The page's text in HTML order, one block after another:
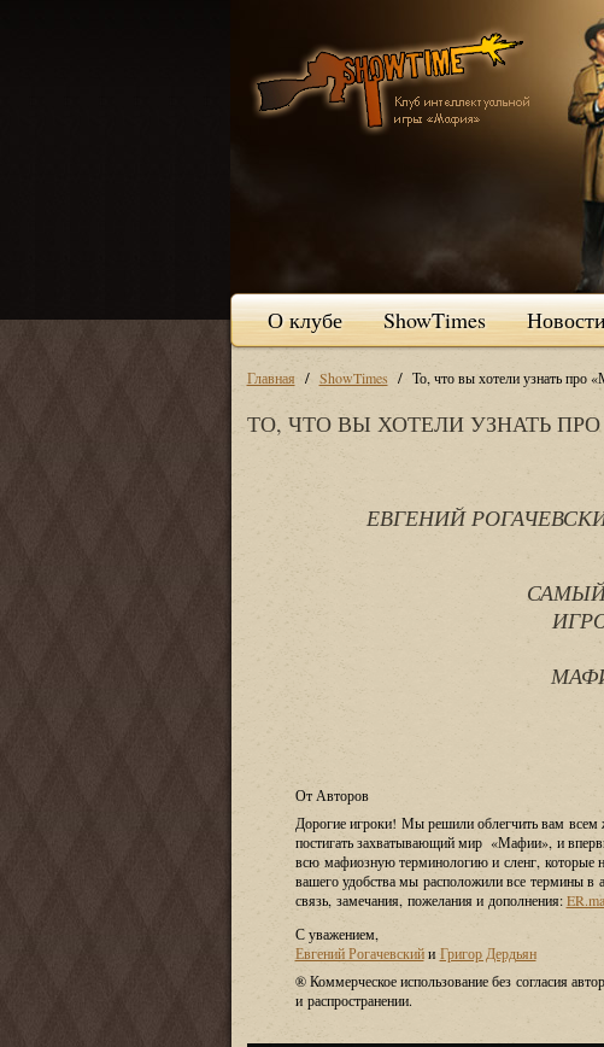
О клубе ShowTimes
Главная / ShowTimes / То, что вы хотели узнать про
ТО, ЧТО ВЫ ХОТЕЛИ УЗНАТЬ
ЕВГЕНИЙ
От Авторов
Дорогие игроки! Мы решили облегчить вам всем
постигать захватывающий мир «Мафии», и
всю мафиозную терминологию и сленг, которые
вашего удобства мы расположили все термины в
связь, замечания, пожелания и дополнения:
С уважением,
Евгений Рогачевскийи Григор Дердьян
® Коммерческое использование без согласия
и распространении.